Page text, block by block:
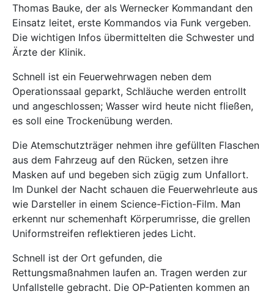
Thomas Bauke, der als Wernecker Kommandant den
Einsatz leitet, erste Kommandos via Funk vergeben.
Die wichtigen Infos übermittelten die Schwester und
Ärzte der Klinik.
Schnell ist ein Feuerwehrwagen neben dem
Operationssaal geparkt, Schläuche werden entrollt
und angeschlossen; Wasser wird heute nicht fließen,
es soll eine Trockenübung werden.
Die Atemschutzträger nehmen ihre gefüllten Flaschen
aus dem Fahrzeug auf den Rücken, setzen ihre
Masken auf und begeben sich zügig zum Unfallort.
Im Dunkel der Nacht schauen die Feuerwehrleute aus
wie Darsteller in einem Science-Fiction-Film. Man
erkennt nur schemenhaft Körperumrisse, die grellen
Uniformstreifen reflektieren jedes Licht.
Schnell ist der Ort gefunden, die
Rettungsmaßnahmen laufen an. Tragen werden zur
Unfallstelle gebracht. Die OP-Patienten kommen an